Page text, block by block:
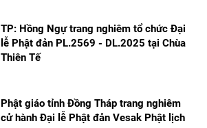
TP: Hồng Ngự trang nghiêm tổ chức Đại
lễ Phật đản PL.2569 - DL.2025 tại Chùa
Thiên Tế
Phật giáo tỉnh Đồng Tháp trang nghiêm
cử hành Đại lễ Phật đản Vesak Phật lịch